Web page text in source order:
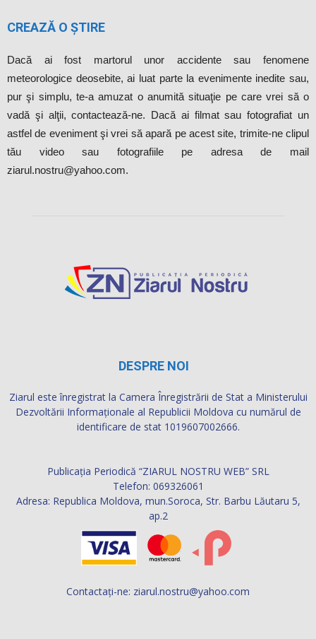
CREAZĂ O ȘTIRE
Dacă ai fost martorul unor accidente sau fenomene
meteorologice deosebite, ai luat parte la evenimente inedite sau,
pur şi simplu, te-a amuzat o anumită situaţie pe care vrei să o
vadă şi alţii, contactează-ne. Dacă ai filmat sau fotografiat un
astfel de eveniment şi vrei să apară pe acest site, trimite-ne clipul
tău video sau fotografiile pe adresa de mail
ziarul.nostru@yahoo.com.
DESPRE NOI
Ziarul este înregistrat la Camera Înregistrării de Stat a Ministerului
Dezvoltării Informaţionale al Republicii Moldova cu numărul de
identificare de stat 1019607002666.
Publicația Periodică “ZIARUL NOSTRU WEB” SRL
Telefon: 069326061
Adresa: Republica Moldova, mun.Soroca, Str. Barbu Lăutaru 5,
ap.2
Contactați-ne: ziarul.nostru@yahoo.com